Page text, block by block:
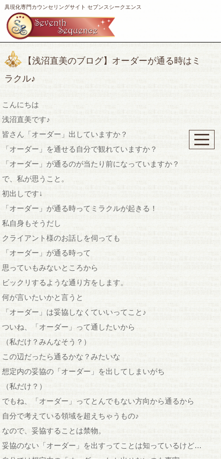
具現化専門カウンセリングサイト セブンスシークエンス
【浅沼直美のブログ】オーダーが通る時はミ
ラクル♪
こんにちは
浅沼直美です♪
皆さん「オーダー」出していますか？
「オーダー」を通せる自分で観れていますか？
「オーダー」が通るのが当たり前になっていますか？
で、私が思うこと。
初出しです↓
「オーダー」が通る時ってミラクルが起きる！
私自身もそうだし
クライアント様のお話しを伺っても
「オーダー」が通る時って
思っていもみないところから
ビックリするような通り方をします。
何が言いたいかと言うと
「オーダー」は妥協しなくていいってこと♪
ついね、「オーダー」って通したいから
（私だけ？みんなそう？）
この辺だったら通るかな？みたいな
想定内の妥協の「オーダー」を出してしまいがち
（私だけ？）
でもね、「オーダー」ってとんでもない方向から通るから
自分で考えている領域を超えちゃうもの♪
なので、妥協することは禁物。
妥協のない「オーダー」を出すってことは知っているけど…